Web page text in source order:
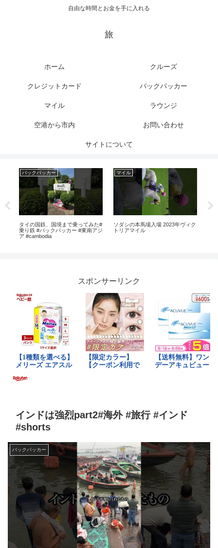
自由な時間とお金を手に入れる
旅
ホーム クルーズ
クレジットカード バックパッカー
マイル ラウンジ
空港から市内 お問い合わせ
サイトについて
バックパッカー
タイの国鉄、国境まで乗ってみた#
乗り鉄 #バックパッカー #東南アジ
ア #cambodia
マイル
ソダシの本馬場入場 2023年ヴィク
トリアマイル
スポンサーリンク
インドは強烈part2#海外 #旅行 #インド
#shorts
バックパッカー